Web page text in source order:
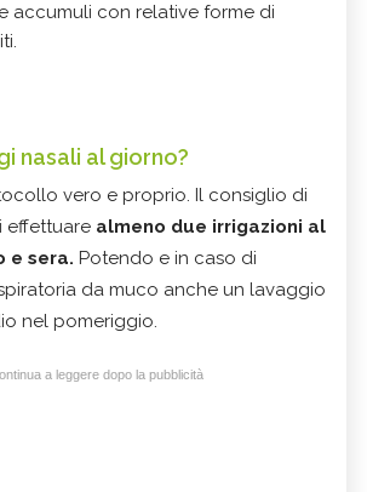
accumuli con relative forme di
nasali al giorno?
vero e proprio. Il consiglio di
effettuare almeno due irrigazioni al
e sera. Potendo e in caso di
da muco anche un lavaggio
nel pomeriggio.
a leggere dopo la pubblicità